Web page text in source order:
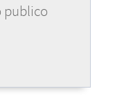
publico